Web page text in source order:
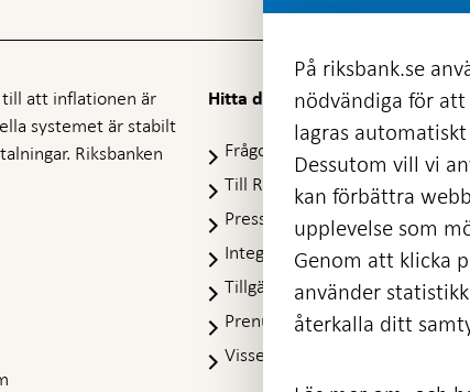
till att inflationen är
systemet är stabilt
Riksbanken
Hitta direkt
Frågor och svar
Öppnas
i
ny
flik
Till Riksbankens webbarkiv
ny
flik
Presskontakt
Integritetspolicy
Tillgänglighetsredogörelse
Prenumerera på utskick
Visselblåsning
På riksbank.se
nödvändiga för
lagras
Dessutom vill vi
kan förbättra
upplevelse som
Genom att klicka
använder
återkalla ditt